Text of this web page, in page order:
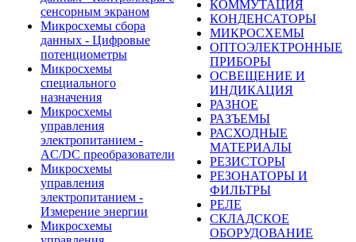
сенсорным экраном
Микросхемы сбора
данных - Цифровые
потенциометры
Микросхемы
специального
назначения
Микросхемы
управления
электропитанием -
AC/DC преобразователи
Микросхемы
управления
электропитанием -
Измерение энергии
Микросхемы
КОММУТАЦИЯ
КОНДЕНСАТОРЫ
МИКРОСХЕМЫ
ОПТОЭЛЕКТРОННЫЕ
ПРИБОРЫ
ОСВЕЩЕНИЕ И
ИНДИКАЦИЯ
РАЗНОЕ
РАЗЪЕМЫ
РАСХОДНЫЕ
МАТЕРИАЛЫ
РЕЗИСТОРЫ
РЕЗОНАТОРЫ И
ФИЛЬТРЫ
РЕЛЕ
СКЛАДСКОЕ
ОБОРУДОВАНИЕ